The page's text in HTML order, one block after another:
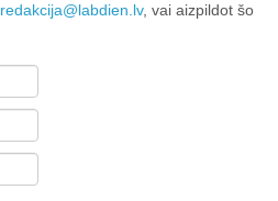
redakcija@labdien.lv, vai aizpildot šo